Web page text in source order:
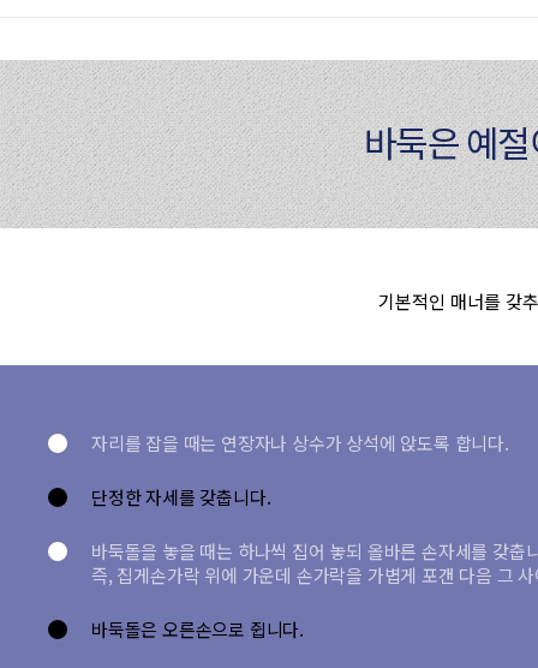
바둑은 예
기본적인 매너를 갖
자리를 잡을 때는 연장자나 상수가 상석에 앉도록 합니다.
단정한 자세를 갖춥니다.
바둑돌을 놓을 때는 하나씩 집어 놓되 올바른 손자세를 갖춥
즉, 집게손가락 위에 가운데 손가락을 가볍게 포갠 다음 그
바둑돌은 오른손으로 쥡니다.